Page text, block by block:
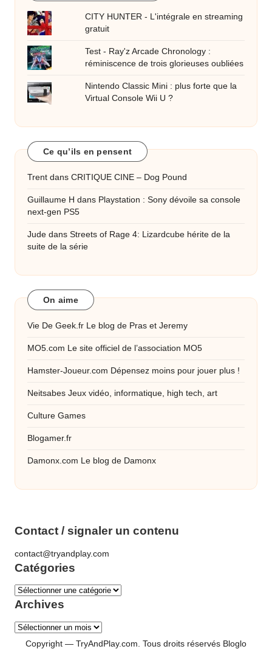
CITY HUNTER - L'intégrale en streaming
gratuit
Test - Ray'z Arcade Chronology :
réminiscence de trois glorieuses oubliées
Nintendo Classic Mini : plus forte que la
Virtual Console Wii U ?
Ce qu’ils en pensent
Trent dans CRITIQUE CINE – Dog Pound
Guillaume H dans Playstation : Sony dévoile sa console
next-gen PS5
Jude dans Streets of Rage 4: Lizardcube hérite de la
suite de la série
On aime
Vie De Geek.fr Le blog de Pras et Jeremy
MO5.com Le site officiel de l’association MO5
Hamster-Joueur.com Dépensez moins pour jouer plus !
Neitsabes Jeux vidéo, informatique, high tech, art
Culture Games
Blogamer.fr
Damonx.com Le blog de Damonx
Contact / signaler un contenu
contact@tryandplay.com
Catégories
Catégories
Archives
Archives
Copyright — TryAndPlay.com. Tous droits réservés Bloglo